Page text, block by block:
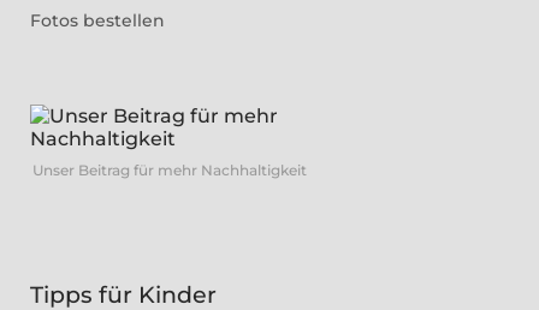
Fotos bestellen
Unser Beitrag für mehr Nachhaltigkeit
Tipps für Kinder